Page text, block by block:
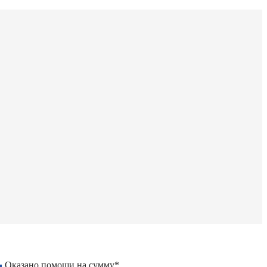
Оказано помощи на сумму*